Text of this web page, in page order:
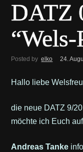
DATZ
“Wels-
Posted by elko 24.
Hallo liebe
die neue DATZ 9/
möchte ich Euch
Andreas Tanke